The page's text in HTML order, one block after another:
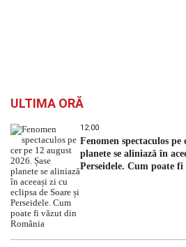
ULTIMA ORĂ
12:00
Fenomen spectaculos pe
planete se aliniază în
Perseidele. Cum poate